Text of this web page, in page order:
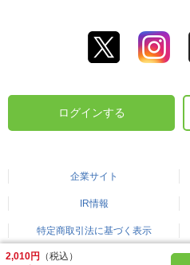
2,010円
（税込）
ログインする
企業サイト
IR情報
特定商取引法に基づく表示